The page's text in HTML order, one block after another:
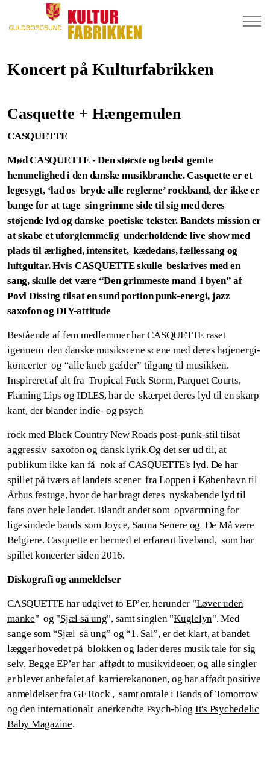
Koncert på Kulturfabrikken
Casquette + Hængemulen
CASQUETTE
Mød CASQUETTE - Den største og bedst gemte
hemmelighed i den danske musikbranche. Casquette er et
legesygt, ‘lad os bryde alle reglerne’ rockband, der ikke er
bange for at tage sin grimme side til sig med deres
støjende lyd og danske poetiske tekster. Bandets mission er
at skabe et uforglemmelig underholdende live show med
plads til ærlighed, intensitet, kædedans, fællessang og
luftguitar. Hvis CASQUETTE skulle beskrives med en
sang, skulle det være “Den grimmeste mand i byen” af
Povl Dissing tilsat en sund portion punk-energi, jazz
saxofon og DIY-attitude
Bestående af fem medlemmer har CASQUETTE raset
igennem den danske musikscene scene med deres højenergi-
koncerter og “alle kneb gælder” tilgang til musikken.
Inspireret af alt fra Tropical Fuck Storm, Parquet Courts,
Flaming Lips og IDLES, har de skærpet deres lyd til en skarp
kant, der blander indie- og psych
rock med Black Country New Roads post-punk-stil tilsat
aggressiv saxofon og dansk lyrik.Og det ser ud til, at
publikum ikke kan få nok af CASQUETTE's lyd. De har
spillet på tværs af landets scener fra Loppen i København til
Århus festuge, hvor de har bragt deres nyskabende lyd til
fans over hele landet. Blandt andet som opvarmning for
ligesindede bands som Joyce, Sauna Senere og De Må være
Belgiere. Casquette er hermed et erfarent liveband, som har
spillet koncerter siden 2016.
Diskografi og anmeldelser
CASQUETTE har udgivet to EP’er, herunder "Løver uden
manke" og "Sjæl så ung", samt singlen "Kuglelyn". Med
sange som “Sjæl så ung” og “1. Sal”, er det klart, at bandet
lægger hovedet på blokken og lader deres musik tale for sig
selv. Begge EP’er har affødt to musikvideoer, og alle singler
er blevet anbefalet af karrierekanonen, og har affødt positive
anmeldelser fraGF Rock , samt omtale i Bands of Tomorrow
og den internationalt anerkendte Psych-blog It's Psychedelic
Baby Magazine.